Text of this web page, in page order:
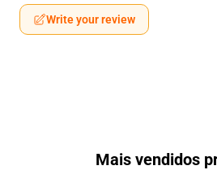
Write your review
Mais vendidos